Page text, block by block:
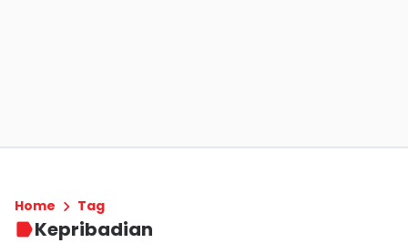
Home Tag
Kepribadian